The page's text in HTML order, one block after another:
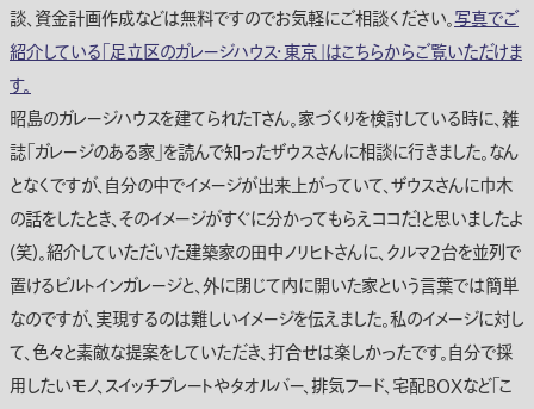
談、資金計画作成などは無料ですのでお気軽にご相談ください。写真でご
紹介している「足立区のガレージハウス・東京」はこちらからご覧いただけま
す。
昭島のガレージハウスを建てられたTさん。家づくりを検討している時に、雑
誌「ガレージのある家」を読んで知ったザウスさんに相談に行きました。なん
となくですが、自分の中でイメージが出来上がっていて、ザウスさんに巾木
の話をしたとき、そのイメージがすぐに分かってもらえココだ！と思いましたよ
(笑)。紹介していただいた建築家の田中ノリヒトさんに、クルマ2台を並列で
置けるビルトインガレージと、外に閉じて内に開いた家という言葉では簡単
なのですが、実現するのは難しいイメージを伝えました。私のイメージに対し
て、色々と素敵な提案をしていただき、打合せは楽しかったです。自分で採
用したいモノ、スイッチプレートやタオルバー、排気フード、宅配BOXなど「こ